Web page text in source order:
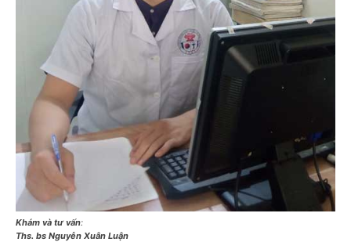
Khám và tư vấn:
Ths. bs Nguyễn Xuân Luận